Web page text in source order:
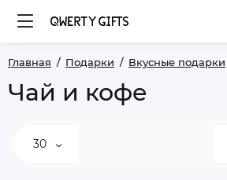
Главная Подарки Вкусные подарки
Чай и кофе
30